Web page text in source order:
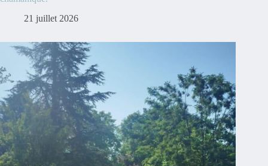
21 juillet 2026